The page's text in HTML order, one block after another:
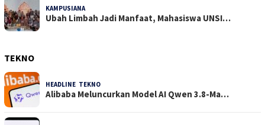
KAMPUSIANA
Ubah Limbah Jadi Manfaat, Mahasiswa UNSI…
TEKNO
HEADLINE TEKNO
Alibaba Meluncurkan Model AI Qwen 3.8-Ma…